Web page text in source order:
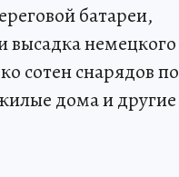
батареи,
высадка немецкого
сотен снарядов по
дома и другие